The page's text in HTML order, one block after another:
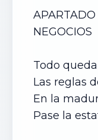
APARTADO
NEGOCIOS
Todo
Las reglas
En la
Pase la